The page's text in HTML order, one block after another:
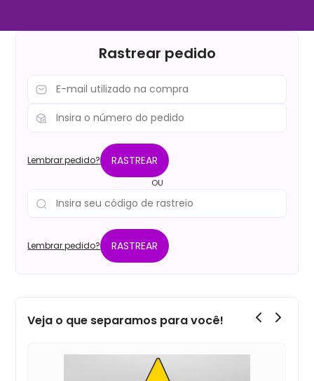
Rastrear pedido
Lembrar pedido? RASTREAR
OU
Lembrar pedido? RASTREAR
Veja o que separamos para você!